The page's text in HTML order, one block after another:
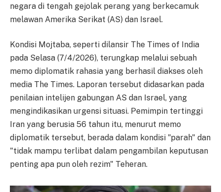
negara di tengah gejolak perang yang berkecamuk
melawan Amerika Serikat (AS) dan Israel.
Kondisi Mojtaba, seperti dilansir The Times of India
pada Selasa (7/4/2026), terungkap melalui sebuah
memo diplomatik rahasia yang berhasil diakses oleh
media The Times. Laporan tersebut didasarkan pada
penilaian intelijen gabungan AS dan Israel, yang
mengindikasikan urgensi situasi. Pemimpin tertinggi
Iran yang berusia 56 tahun itu, menurut memo
diplomatik tersebut, berada dalam kondisi "parah" dan
"tidak mampu terlibat dalam pengambilan keputusan
penting apa pun oleh rezim" Teheran.